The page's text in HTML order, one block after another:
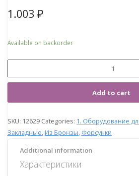
1.003 ₽
Available on backorder
Add to cart
SKU: 12629 Categories: 1. Оборудование
Закладные, Из Бронзы, Форсунки
Additional information
Характеристики